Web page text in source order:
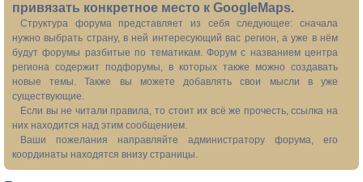
привязать конкретное место к GoogleMaps.
Структура форума представляет из себя следующее: сначала
нужно выбрать страну, в ней интересующий вас регион, а уже в нём
будут форумы разбитые по тематикам. Форум с названием центра
региона содержит подфорумы, в которых также можно создавать
новые темы. Также вы можете добавлять свои мысли в уже
существующие.
Если вы не читали правила, то стоит их всё же прочесть, ссылка на
них находится над этим сообщением.
Ваши пожелания направляйте администратору форума, его
координаты находятся внизу страницы.